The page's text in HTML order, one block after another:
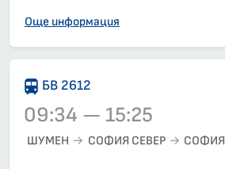
Още информация
БВ 2612
09:34 — 15:25
ШУМЕН СОФИЯ СЕВЕР СОФИЯ